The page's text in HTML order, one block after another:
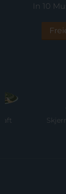
In 10
Skjern